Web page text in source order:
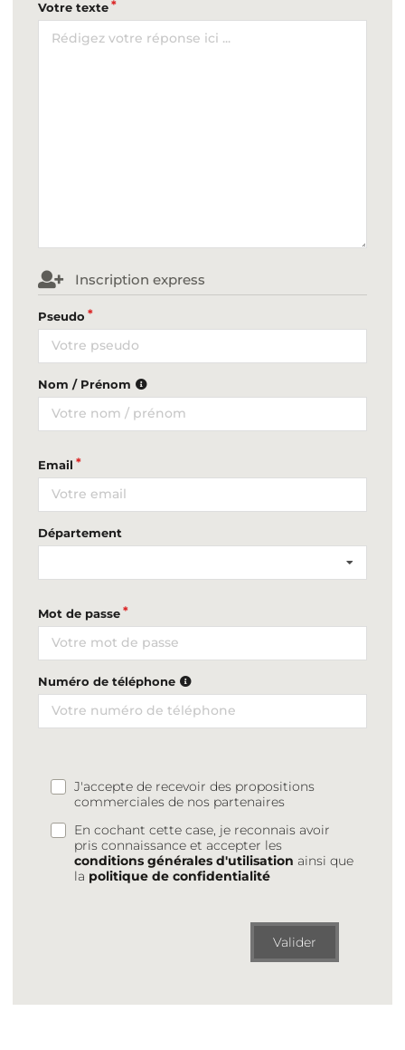
Votre texte
Inscription express
Pseudo
Nom / Prénom
Email
Département
Mot de passe
Numéro de téléphone
J'accepte de recevoir des propositions
commerciales de nos partenaires
En cochant cette case, je reconnais avoir
pris connaissance et accepter les
conditions générales d'utilisation ainsi que
la politique de confidentialité
Valider